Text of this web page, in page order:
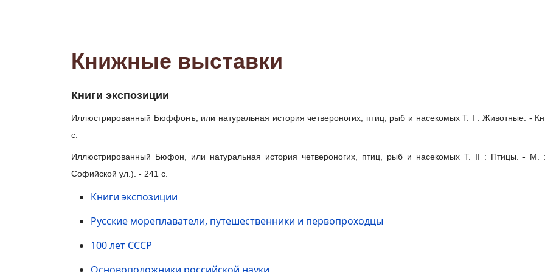
Книжные выставки
Книги экспозиции
Иллюстрированный Бюффонъ, или натуральная история четвероногих, птиц, рыб и насекомых Т. I : Животные. -
с.
Иллюстрированный Бюфон, или натуральная история четвероногих, птиц, рыб и насекомых Т. II : Птицы. -
Софийской ул.). - 241 с.
Книги экспозиции
Русские мореплаватели, путешественники и первопроходцы
100 лет СССР